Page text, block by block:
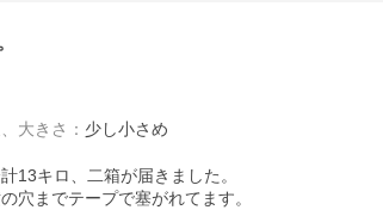
大きさ ： 少し小さめ
13キロ、二箱が届きました。
穴までテープで塞がれてます。